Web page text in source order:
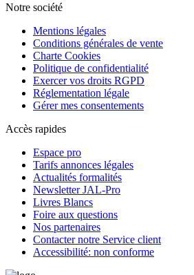
Notre société
Mentions légales
Conditions générales de vente
Charte Cookies
Politique de confidentialité
Exercer vos droits RGPD
Réglementation légale
Gérer mes consentements
Accès rapides
Espace pro
Tarifs annonces légales
Actualités formalités
Newsletter JAL-Pro
Livres Blancs
Foire aux questions
Nos partenaires
Contacter notre Service client
Accessibilité: non conforme